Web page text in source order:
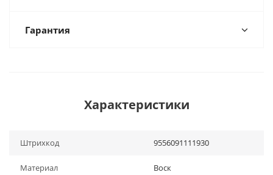
Гарантия
Характеристики
Штрихкод 9556091111930
Материал Воск